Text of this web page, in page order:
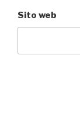
Sito web